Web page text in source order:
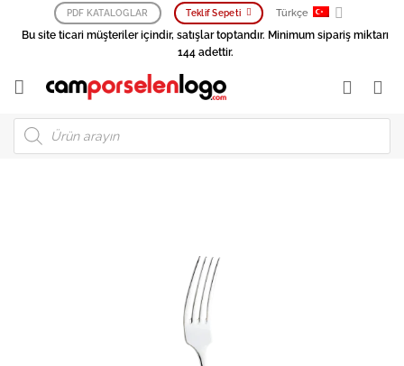
PDF KATALOGLAR Teklif Sepeti Türkçe
Bu site ticari müşteriler içindir, satışlar toptandır. Minimum sipariş miktarı
144 adettir.
Products
search